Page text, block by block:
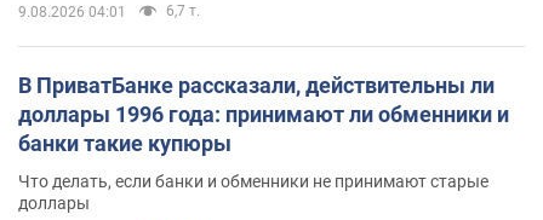
9.08.2026 04:01 6,7 т.
В ПриватБанке рассказали, действительны ли
доллары 1996 года: принимают ли обменники и
банки такие купюры
Что делать, если банки и обменники не принимают старые
доллары